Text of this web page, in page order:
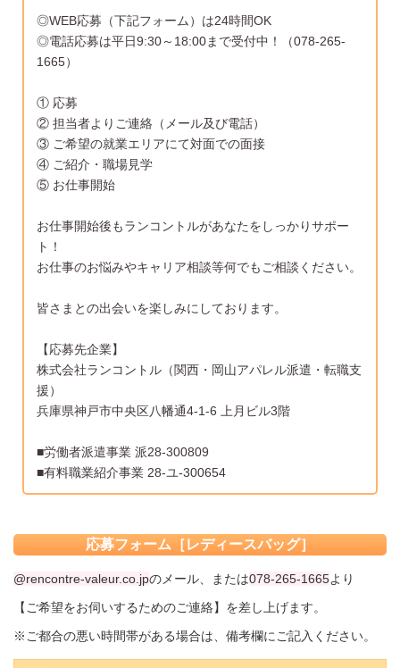
◎WEB応募（下記フォーム）は24時間OK
◎電話応募は平日9:30～18:00まで受付中！（078-265-
1665）
① 応募
② 担当者よりご連絡（メール及び電話）
③ ご希望の就業エリアにて対面での面接
④ ご紹介・職場見学
⑤ お仕事開始
お仕事開始後もランコントルがあなたをしっかりサポー
ト！
お仕事のお悩みやキャリア相談等何でもご相談ください。
皆さまとの出会いを楽しみにしております。
【応募先企業】
株式会社ランコントル（関西・岡山アパレル派遣・転職支
援）
兵庫県神戸市中央区八幡通4-1-6 上月ビル3階
■労働者派遣事業 派28-300809
■有料職業紹介事業 28-ユ-300654
応募フォーム［レディースバッグ］
@rencontre-valeur.co.jpのメール、または078-265-1665より
【ご希望をお伺いするためのご連絡】を差し上げます。
※ご都合の悪い時間帯がある場合は、備考欄にご記入ください。